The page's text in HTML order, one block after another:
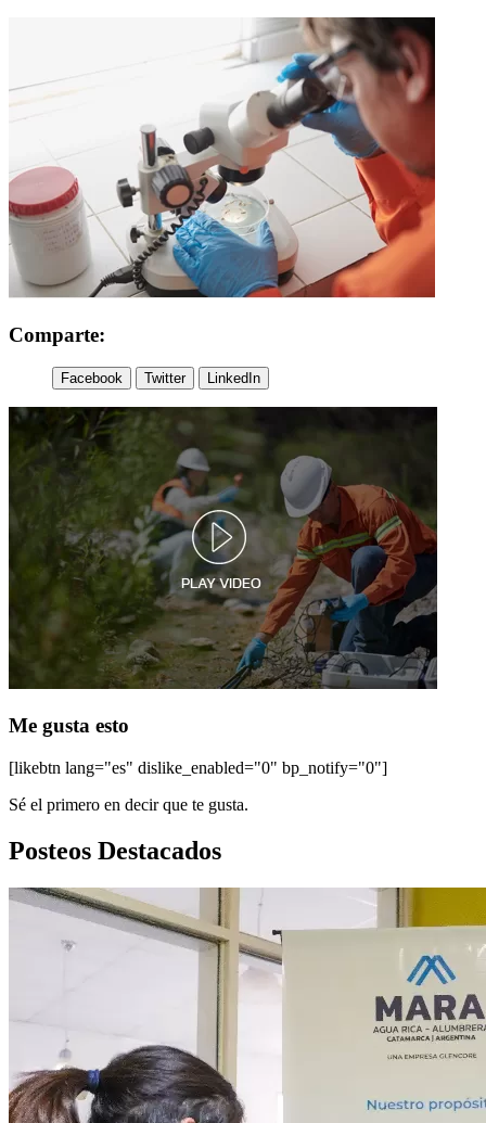
Comparte:
Facebook Twitter LinkedIn
Me gusta esto
[likebtn lang="es" dislike_enabled="0" bp_notify="0"]
Sé el primero en decir que te gusta.
Posteos Destacados